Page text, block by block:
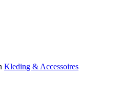
Kleding & Accessoires